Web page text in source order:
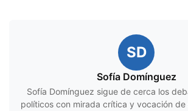
SD
Sofía Domínguez
Sofía Domínguez sigue de cerca los
políticos con mirada crítica y vocación